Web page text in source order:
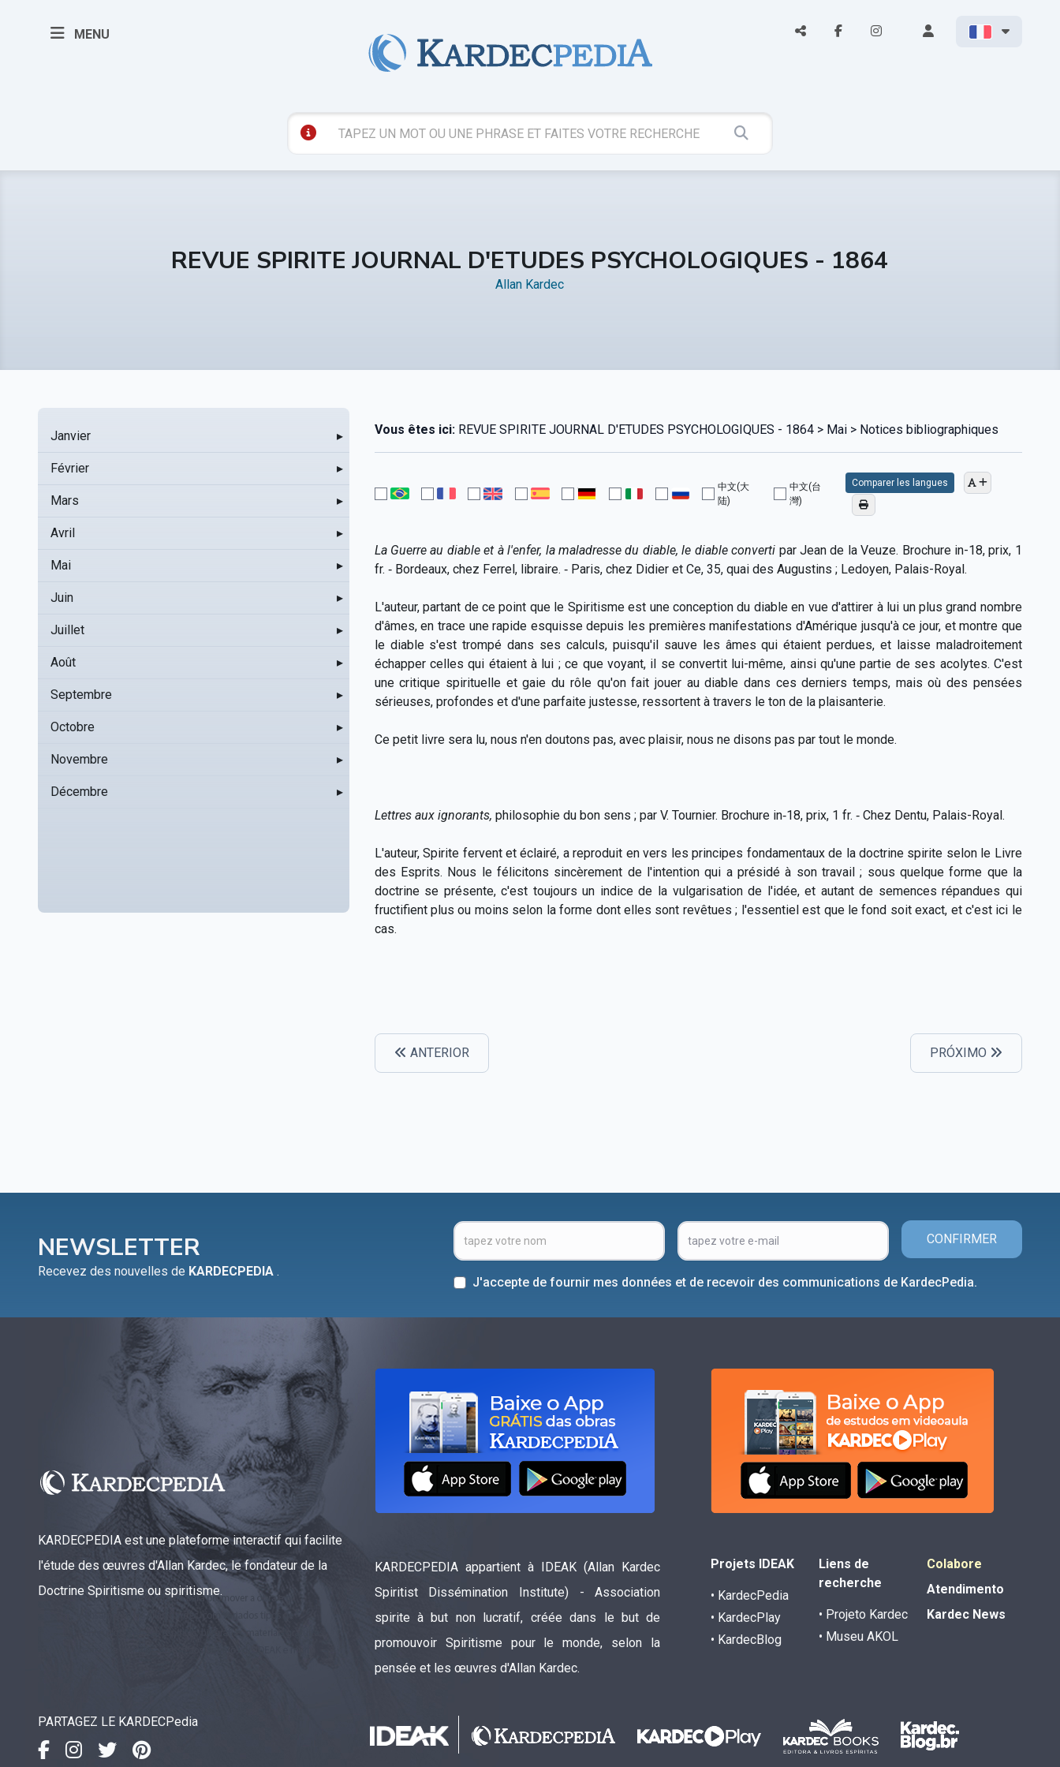
MENU
REVUE SPIRITE JOURNAL D'ETUDES PSYCHOLOGIQUES - 1864
Allan Kardec
Janvier ▸
Février ▸
Mars ▸
Avril ▸
Mai ▸
Juin ▸
Juillet ▸
Août ▸
Septembre ▸
Octobre ▸
Novembre ▸
Décembre ▸
Vous êtes ici:REVUE SPIRITE JOURNAL D'ETUDES PSYCHOLOGIQUES - 1864 > Mai > Notices bibliographiques
中文(大
陆)
中文(台
灣)
Comparer les langues
La Guerre au diable et à l'enfer, la maladresse du diable, le diable converti par Jean de la Veuze. Brochure in-18, prix, 1
fr. ‑ Bordeaux, chez Ferrel, libraire. ‑ Paris, chez Didier et Ce, 35, quai des Augustins ; Ledoyen, Palais-Royal.
L'auteur, partant de ce point que le Spiritisme est une conception du diable en vue d'attirer à lui un plus grand nombre
d'âmes, en trace une rapide esquisse depuis les premières manifestations d'Amérique jusqu'à ce jour, et montre que
le diable s'est trompé dans ses calculs, puisqu'il sauve les âmes qui étaient perdues, et laisse maladroitement
échapper celles qui étaient à lui ; ce que voyant, il se convertit lui-même, ainsi qu'une partie de ses acolytes. C'est
une critique spirituelle et gaie du rôle qu'on fait jouer au diable dans ces derniers temps, mais où des pensées
sérieuses, profondes et d'une parfaite justesse, ressortent à travers le ton de la plaisanterie.
Ce petit livre sera lu, nous n'en doutons pas, avec plaisir, nous ne disons pas par tout le monde.
Lettres aux ignorants, philosophie du bon sens ; par V. Tournier. Brochure in‑18, prix, 1 fr. ‑ Chez Dentu, Palais-Royal.
L'auteur, Spirite fervent et éclairé, a reproduit en vers les principes fondamentaux de la doctrine spirite selon le Livre
des Esprits. Nous le félicitons sincèrement de l'intention qui a présidé à son travail ; sous quelque forme que la
doctrine se présente, c'est toujours un indice de la vulgarisation de l'idée, et autant de semences répandues qui
fructifient plus ou moins selon la forme dont elles sont revêtues ; l'essentiel est que le fond soit exact, et c'est ici le
cas.
ANTERIOR PRÓXIMO
NEWSLETTER
Recevez des nouvelles de KARDECPEDIA .
CONFIRMER
J'accepte de fournir mes données et de recevoir des communications de KardecPedia.
KARDECPEDIA est une plateforme interactif qui facilite
l'étude des œuvres d'Allan Kardec, le fondateur de la
Doctrine Spiritisme ou spiritisme.
KARDECPEDIA appartient à IDEAK (Allan Kardec
Spiritist Dissémination Institute) - Association
spirite à but non lucratif, créée dans le but de
promouvoir Spiritisme pour le monde, selon la
pensée et les œuvres d'Allan Kardec.
Projets IDEAK
• KardecPedia
• KardecPlay
• KardecBlog
Liens de
recherche
• Projeto Kardec
• Museu AKOL
Colabore
Atendimento
Kardec News
PARTAGEZ LE KARDECPedia